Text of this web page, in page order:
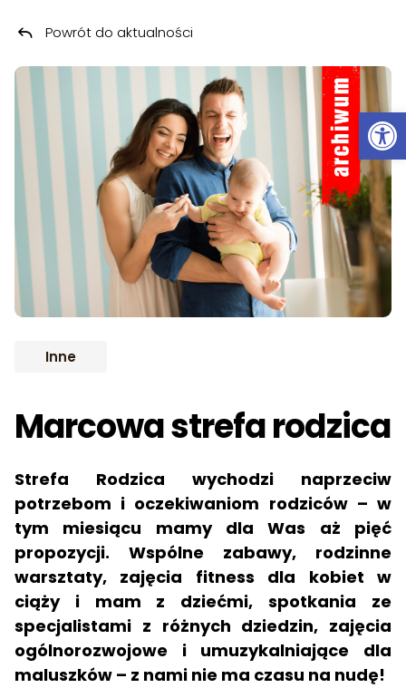
Przeskocz do treści
ARCHIWUM
Inne
Marcowa strefa rodzica
Powrót do aktualności
Strefa Rodzica wychodzi naprzeciw
potrzebom i oczekiwaniom rodziców – w
tym miesiącu mamy dla Was aż pięć
propozycji. Wspólne zabawy, rodzinne
warsztaty, zajęcia fitness dla kobiet w
ciąży i mam z dziećmi, spotkania ze
specjalistami z różnych dziedzin, zajęcia
ogólnorozwojowe i umuzykalniające dla
maluszków – z nami nie ma czasu na nudę!